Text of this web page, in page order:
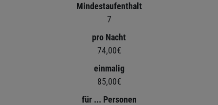
Mindestaufenthalt
7
pro Nacht
74,00€
einmalig
85,00€
für ... Personen